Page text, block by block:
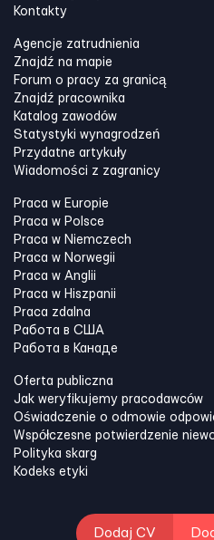
Kontakty
Agencje zatrudnienia
Znajdź na mapie
Forum o pracy za granicą
Znajdź pracownika
Katalog zawodów
Statystyki wynagrodzeń
Przydatne artykuły
Wiadomości z zagranicy
Praca w Europie
Praca w Polsce
Praca w Niemczech
Praca w Norwegii
Praca w Anglii
Praca w Hiszpanii
Praca zdalna
Работа в США
Работа в Канадe
Oferta publiczna
Jak weryfikujemy pracodawców
Oświadczenie o odmowie
Współczesne potwierdzenie
Polityka skarg
Kodeks etyki
Dodaj CV